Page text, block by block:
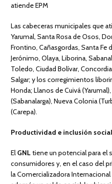
atiende EPM
Las cabeceras municipales que
Yarumal, Santa Rosa de Osos,
Frontino, Cañasgordas, Santa Fe
Jerónimo, Olaya, Liborina,
Toledo, Ciudad Bolívar,
Salgar; y los corregimientos
Honda; Llanos de Cuivá
(Sabanalarga), Nueva Colonia
(Carepa).
Productividad e inclusión social
El GNL tiene un potencial para el
consumidores y, en el caso del
la Comercializadora